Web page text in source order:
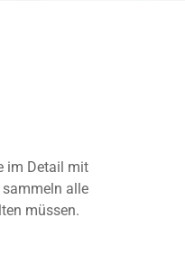
im Detail mit
sammeln alle
müssen.